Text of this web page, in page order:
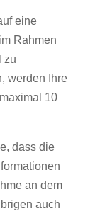
eine
Rahmen
zu
werden Ihre
10
dass die
an dem
auch